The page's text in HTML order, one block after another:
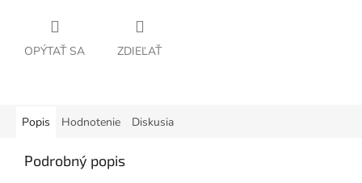
OPÝTAŤ SA ZDIEĽAŤ
Popis Hodnotenie Diskusia
Podrobný popis